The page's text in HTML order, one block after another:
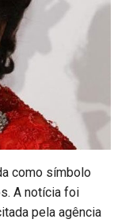
como símbolo
A notícia foi
pela agência